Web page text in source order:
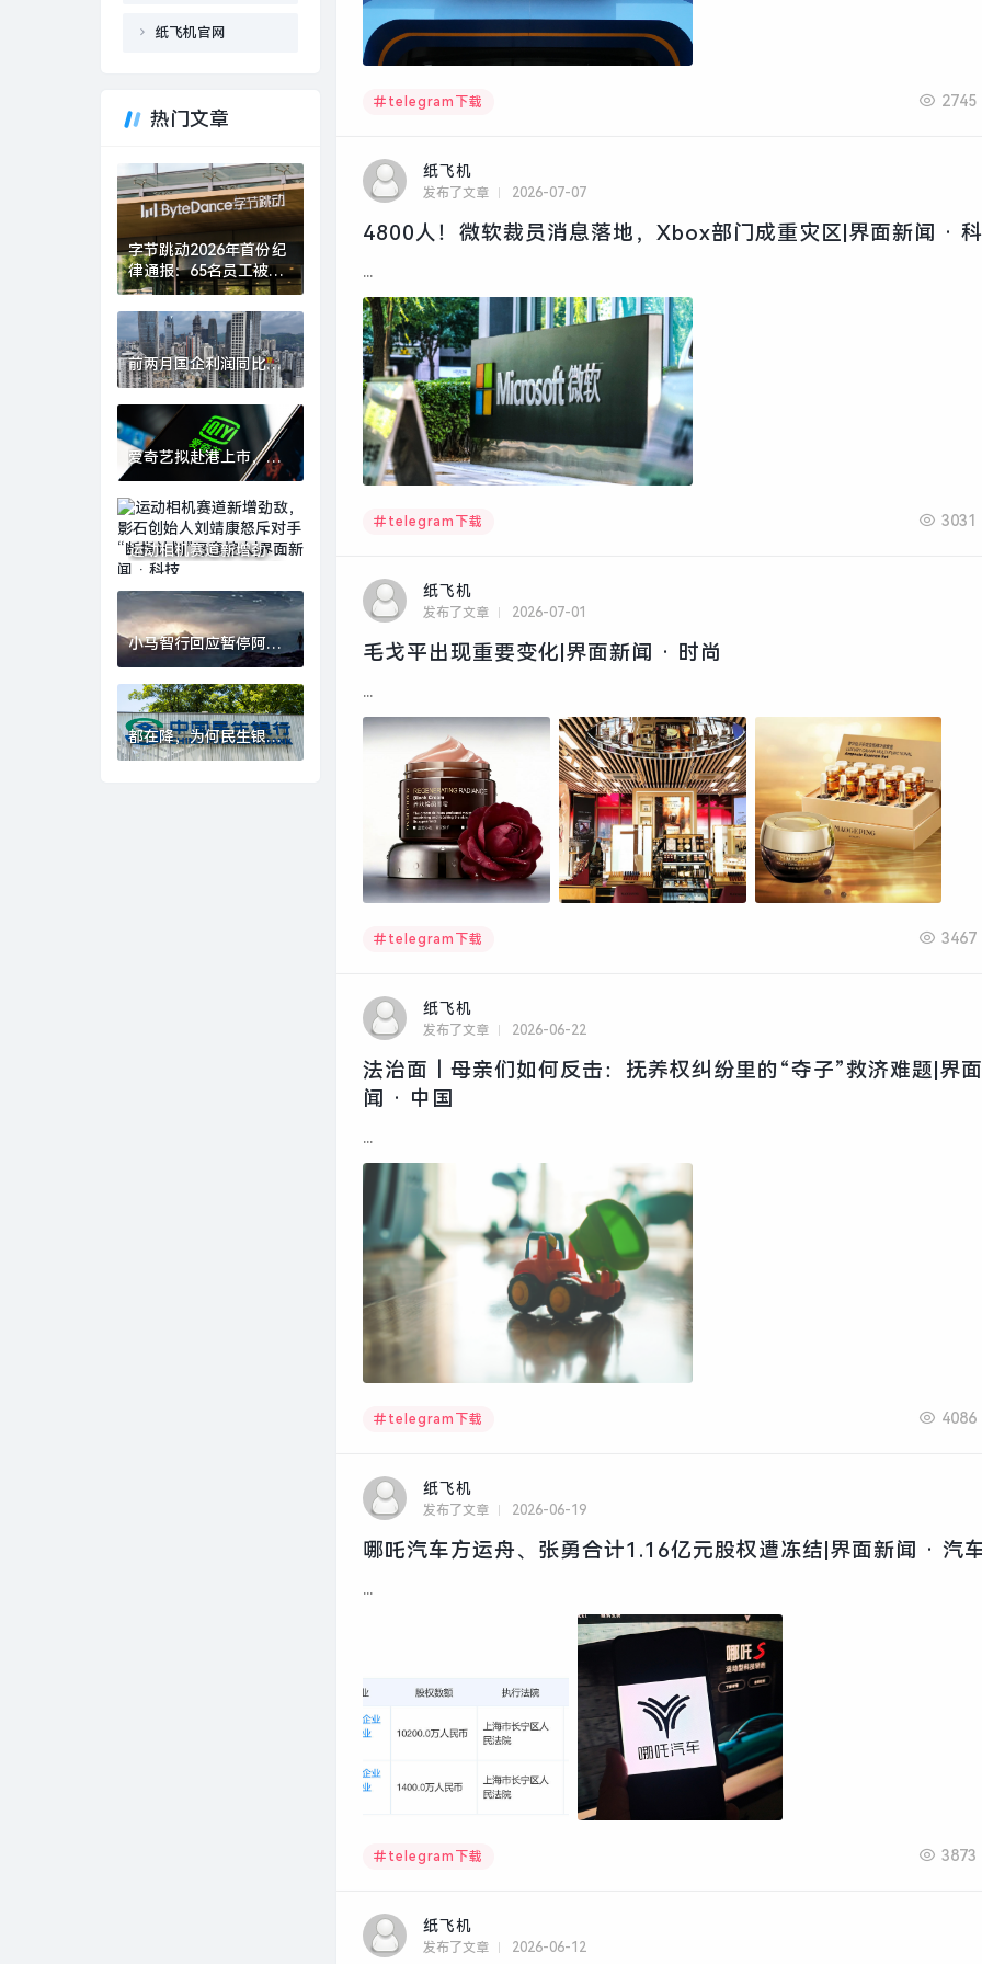
telegram下载 2745
纸飞机
发布了文章 2026-07-07
4800人！微软裁员消息落地，Xbox部门成重灾区|界面新闻 ·
...
telegram下载 3031
纸飞机
发布了文章 2026-07-01
毛戈平出现重要变化|界面新闻 · 时尚
...
telegram下载 3467
纸飞机
发布了文章 2026-06-22
法治面｜母亲们如何反击：抚养权纠纷里的“夺子”救济难题|界
闻 · 中国
...
telegram下载 4086
纸飞机
发布了文章 2026-06-19
哪吒汽车方运舟、张勇合计1.16亿元股权遭冻结|界面新闻 · 汽
...
telegram下载 3873
纸飞机
发布了文章 2026-06-12
纸飞机官网
热门文章
字节跳动2026年首份纪
律通报：65名员工被辞
退，7人被移交司法机
关|界面新闻 · 科技
前两月国企利润同比降
幅有所收窄，国资央企
将加速打造新兴支柱产
业|界面新闻
爱奇艺拟赴港上市，董
事会批准1亿美元股份回
购计划|界面新闻 · 科技
运动相机赛道新增劲
敌，影石创始人刘靖康
怒斥对手“断指计划”恶
意挖人|界面新闻 · 科技
小马智行回应暂停阿联
酋迪拜道路测试|界面新
闻 · 快讯
都在降，为何民生银行
净息差逆势上行？|界面